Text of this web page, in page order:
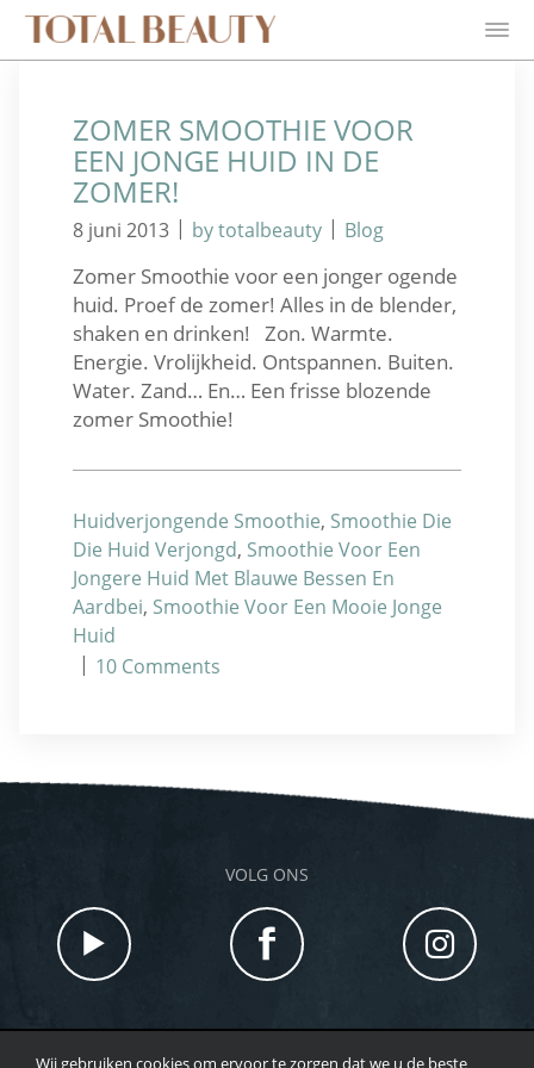
ZOMER SMOOTHIE VOOR
EEN JONGE HUID IN DE
ZOMER!
8 juni 2013 | by totalbeauty | Blog
Zomer Smoothie voor een jonger ogende
huid. Proef de zomer! Alles in de blender,
shaken en drinken! Zon. Warmte.
Energie. Vrolijkheid. Ontspannen. Buiten.
Water. Zand… En… Een frisse blozende
zomer Smoothie!
Huidverjongende Smoothie, Smoothie Die
Die Huid Verjongd, Smoothie Voor Een
Jongere Huid Met Blauwe Bessen En
Aardbei, Smoothie Voor Een Mooie Jonge
Huid
| 10 Comments
VOLG ONS
Wij gebruiken cookies om ervoor te zorgen dat we u de beste